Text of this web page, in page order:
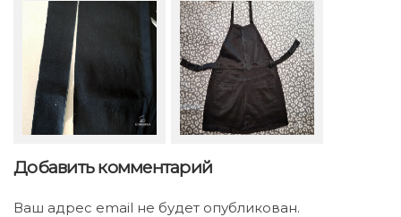
Добавить комментарий
Ваш адрес email не будет опубликован.